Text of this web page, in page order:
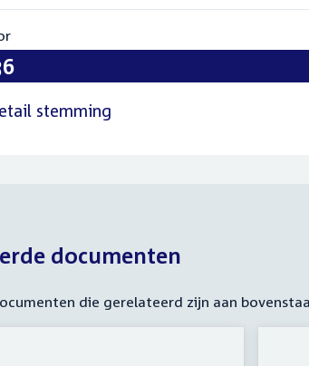
136
stemming
documenten
die gerelateerd zijn aan